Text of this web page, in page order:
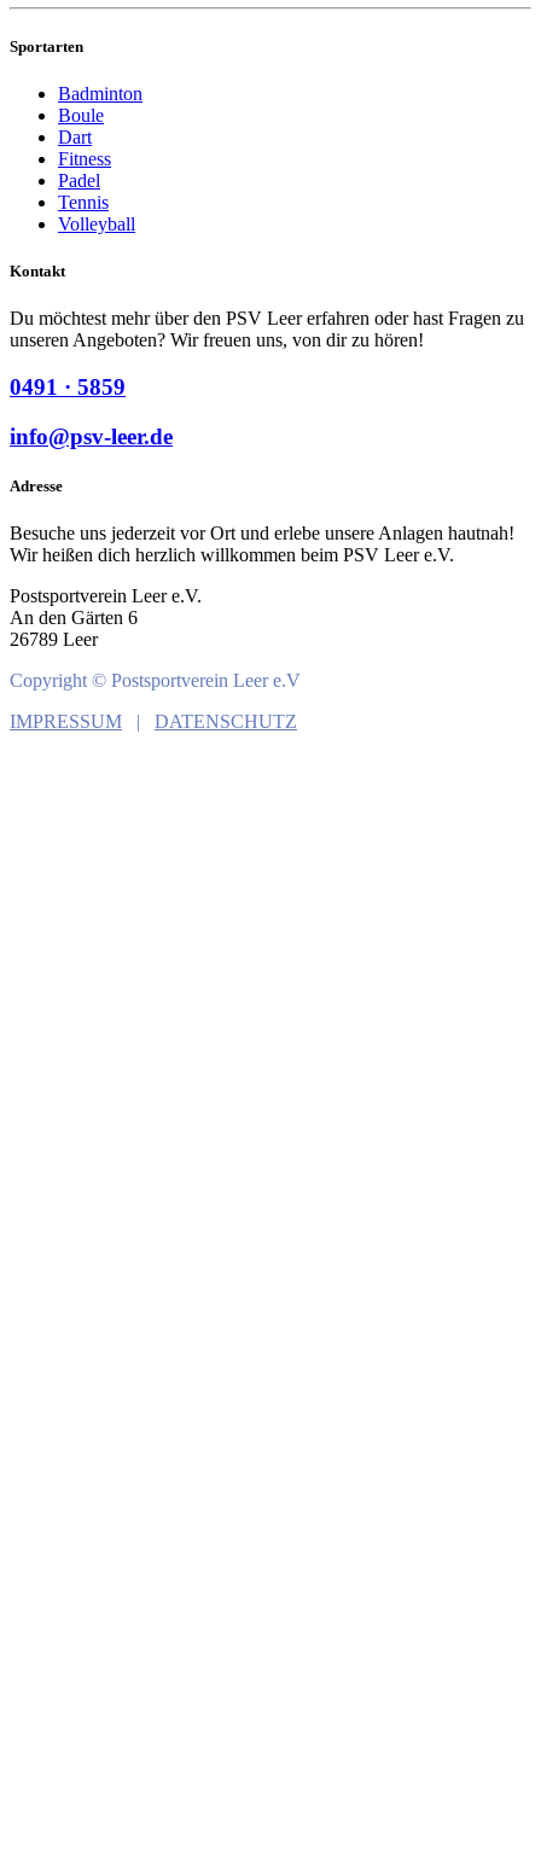
Sportarten
Badminton
Boule
Dart
Fitness
Padel
Tennis
Volleyball
Kontakt
Du möchtest mehr über den PSV Leer erfahren oder hast Fragen zu
unseren Angeboten? Wir freuen uns, von dir zu hören!
0491 · 5859
info@psv-leer.de
Adresse
Besuche uns jederzeit vor Ort und erlebe unsere Anlagen hautnah!
Wir heißen dich herzlich willkommen beim PSV Leer e.V.
Postsportverein Leer e.V.
An den Gärten 6
26789 Leer
Copyright © Postsportverein Leer e.V
IMPRESSUM
| DATENSCHUTZ